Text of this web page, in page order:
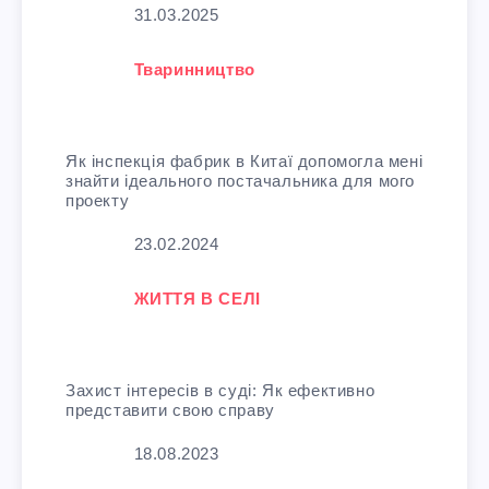
31.03.2025
У зв'язку з тим, що
Тваринництво
Як інспекція фабрик в Китаї допомогла мені
знайти ідеального постачальника для мого
проекту
23.02.2024
У зв'язку з тим, що
ЖИТТЯ В СЕЛІ
Захист інтересів в суді: Як ефективно
представити свою справу
18.08.2023